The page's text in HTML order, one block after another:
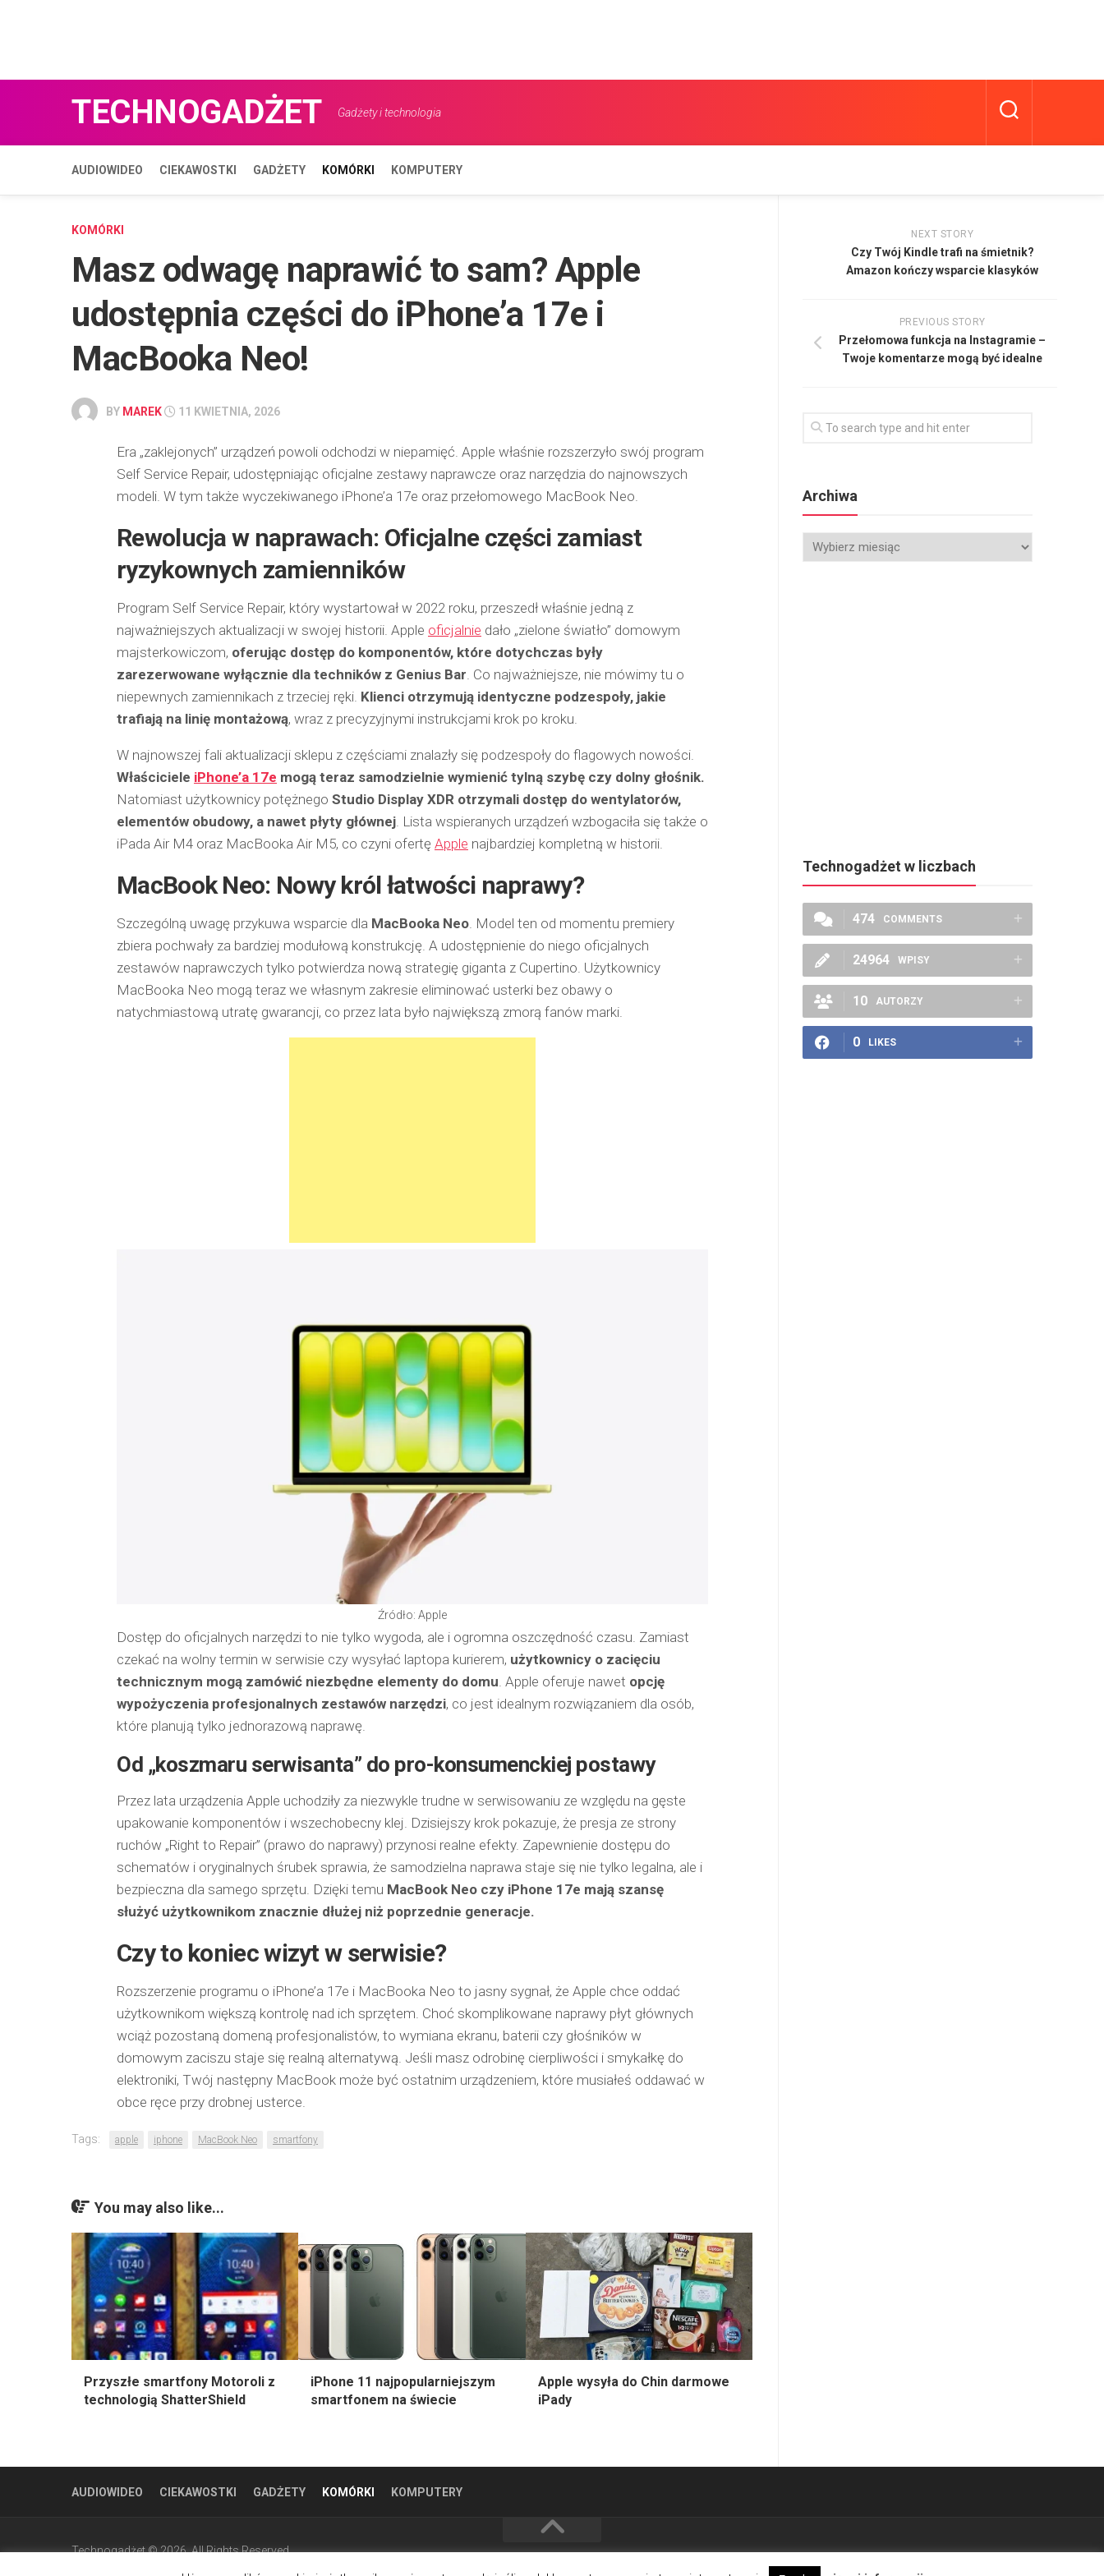
TECHNOGADŻET Gadżety i technologia
AUDIOWIDEO CIEKAWOSTKI GADŻETY KOMÓRKI KOMPUTERY
KOMÓRKI
Masz odwagę naprawić to sam? Apple
udostępnia części do iPhone’a 17e i
MacBooka Neo!
BY MAREK 11 KWIETNIA, 2026
Era „zaklejonych” urządzeń powoli odchodzi w niepamięć. Apple właśnie rozszerzyło swój program
Self Service Repair, udostępniając oficjalne zestawy naprawcze oraz narzędzia do najnowszych
modeli. W tym także wyczekiwanego iPhone’a 17e oraz przełomowego MacBook Neo.
Rewolucja w naprawach: Oficjalne części zamiast
ryzykownych zamienników
Program Self Service Repair, który wystartował w 2022 roku, przeszedł właśnie jedną z
najważniejszych aktualizacji w swojej historii. Apple oficjalnie dało „zielone światło” domowym
majsterkowiczom, oferując dostęp do komponentów, które dotychczas były
zarezerwowane wyłącznie dla techników z Genius Bar. Co najważniejsze, nie mówimy tu o
niepewnych zamiennikach z trzeciej ręki. Klienci otrzymują identyczne podzespoły, jakie
trafiają na linię montażową, wraz z precyzyjnymi instrukcjami krok po kroku.
W najnowszej fali aktualizacji sklepu z częściami znalazły się podzespoły do flagowych nowości.
Właściciele iPhone’a 17e mogą teraz samodzielnie wymienić tylną szybę czy dolny głośnik.
Natomiast użytkownicy potężnego Studio Display XDR otrzymali dostęp do wentylatorów,
elementów obudowy, a nawet płyty głównej. Lista wspieranych urządzeń wzbogaciła się także o
iPada Air M4 oraz MacBooka Air M5, co czyni ofertę Apple najbardziej kompletną w historii.
MacBook Neo: Nowy król łatwości naprawy?
Szczególną uwagę przykuwa wsparcie dla MacBooka Neo. Model ten od momentu premiery
zbiera pochwały za bardziej modułową konstrukcję. A udostępnienie do niego oficjalnych
zestawów naprawczych tylko potwierdza nową strategię giganta z Cupertino. Użytkownicy
MacBooka Neo mogą teraz we własnym zakresie eliminować usterki bez obawy o
natychmiastową utratę gwarancji, co przez lata było największą zmorą fanów marki.
Źródło: Apple
Dostęp do oficjalnych narzędzi to nie tylko wygoda, ale i ogromna oszczędność czasu. Zamiast
czekać na wolny termin w serwisie czy wysyłać laptopa kurierem, użytkownicy o zacięciu
technicznym mogą zamówić niezbędne elementy do domu. Apple oferuje nawet opcję
wypożyczenia profesjonalnych zestawów narzędzi, co jest idealnym rozwiązaniem dla osób,
które planują tylko jednorazową naprawę.
Od „koszmaru serwisanta” do pro-konsumenckiej postawy
Przez lata urządzenia Apple uchodziły za niezwykle trudne w serwisowaniu ze względu na gęste
upakowanie komponentów i wszechobecny klej. Dzisiejszy krok pokazuje, że presja ze strony
ruchów „Right to Repair” (prawo do naprawy) przynosi realne efekty. Zapewnienie dostępu do
schematów i oryginalnych śrubek sprawia, że samodzielna naprawa staje się nie tylko legalna, ale i
bezpieczna dla samego sprzętu. Dzięki temu MacBook Neo czy iPhone 17e mają szansę
służyć użytkownikom znacznie dłużej niż poprzednie generacje.
Czy to koniec wizyt w serwisie?
Rozszerzenie programu o iPhone’a 17e i MacBooka Neo to jasny sygnał, że Apple chce oddać
użytkownikom większą kontrolę nad ich sprzętem. Choć skomplikowane naprawy płyt głównych
wciąż pozostaną domeną profesjonalistów, to wymiana ekranu, baterii czy głośników w
domowym zaciszu staje się realną alternatywą. Jeśli masz odrobinę cierpliwości i smykałkę do
elektroniki, Twój następny MacBook może być ostatnim urządzeniem, które musiałeś oddawać w
obce ręce przy drobnej usterce.
Tags: apple iphone MacBook Neo smartfony
You may also like...
Przyszłe smartfony Motoroli z
technologią ShatterShield
iPhone 11 najpopularniejszym
smartfonem na świecie
Apple wysyła do Chin darmowe
iPady
NEXT STORY
Czy Twój Kindle trafi na śmietnik?
Amazon kończy wsparcie klasyków
PREVIOUS STORY
Przełomowa funkcja na Instagramie –
Twoje komentarze mogą być idealne
Archiwa
Technogadżet w liczbach
474 COMMENTS
24964 WPISY
10 AUTORZY
0 LIKES
AUDIOWIDEO CIEKAWOSTKI GADŻETY KOMÓRKI KOMPUTERY
Technogadżet © 2026. All Rights Reserved.